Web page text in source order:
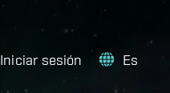
Iniciar sesión Es